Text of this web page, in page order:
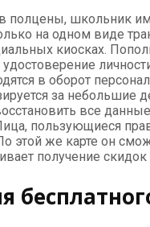
полцены, школьник
на одном виде
киосках.
в оборот
за небольшие
все
пользующиеся
этой же карте он
получение